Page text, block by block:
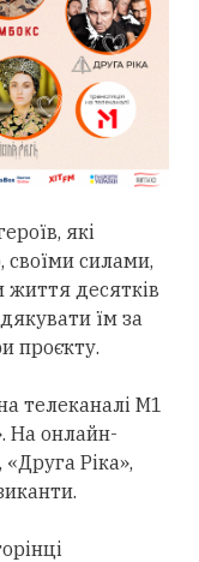
які
силами,
життя десятків
їм за
проєкту.
телеканалі М1
На онлайн-
Ріка»,